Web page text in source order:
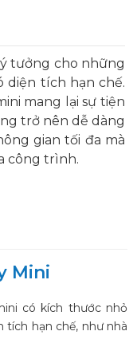
tưởng cho những
diện tích hạn chế.
mang lại sự tiện
trở nên dễ dàng
gian tối đa mà
công trình.
Mini
có kích thước nhỏ
tích hạn chế, như nhà